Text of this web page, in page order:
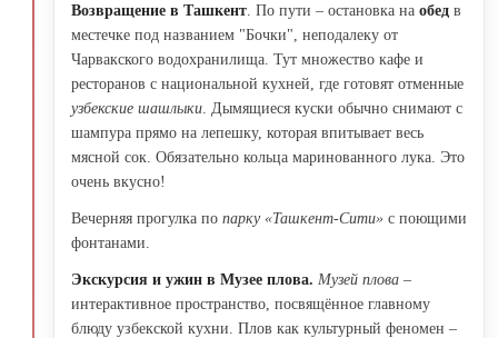
Возвращение в Ташкент . По пути – остановка на обед в
местечке под названием "Бочки", неподалеку от
Чарвакского водохранилища. Тут множество кафе и
ресторанов с национальной кухней, где готовят отменные
узбекские шашлыки . Дымящиеся куски обычно снимают с
шампура прямо на лепешку, которая впитывает весь
мясной сок. Обязательно кольца маринованного лука. Это
очень вкусно!
Вечерняя прогулка по парку «Ташкент-Сити» с поющими
фонтанами.
Экскурсия и ужин в Музее плова. Музей плова –
интерактивное пространство, посвящённое главному
блюду узбекской кухни. Плов как культурный феномен –